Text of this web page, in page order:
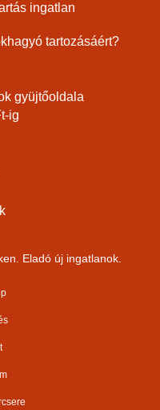
ingatlan
tartozásáért?
gyüjtőoldala
ig
Eladó új ingatlanok.